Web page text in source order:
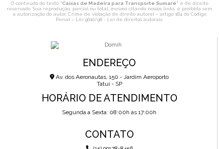
O conteúdo do texto "Caixas de Madeira para Transporte Sumaré" é de direito
reservado. Sua reprodução, parcial ou total, mesmo citando nossos links, é proibida sem
a autorização do autor. Crime de violação de direito autoral – artigo 184 do Código
Penal – Lei 9610/98 - Lei de direitos autorais
ENDEREÇO
Av. dos Aeronautas, 150 - Jardim Aeroporto
Tatuí - SP
HORÁRIO DE ATENDIMENTO
Segunda a Sexta: 08:00h às 17:00h
CONTATO